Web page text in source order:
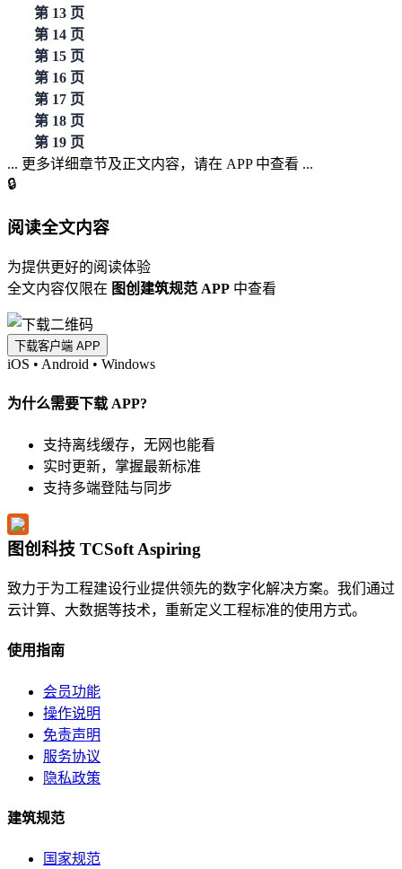
第 13 页
第 14 页
第 15 页
第 16 页
第 17 页
第 18 页
第 19 页
... 更多详细章节及正文内容，请在 APP 中查看 ...
🔒
阅读全文内容
为提供更好的阅读体验
全文内容仅限在 图创建筑规范 APP 中查看
下载客户端 APP
iOS • Android • Windows
为什么需要下载 APP?
支持离线缓存，无网也能看
实时更新，掌握最新标准
支持多端登陆与同步
图创科技 TCSoft Aspiring
致力于为工程建设行业提供领先的数字化解决方案。我们通过
云计算、大数据等技术，重新定义工程标准的使用方式。
使用指南
会员功能
操作说明
免责声明
服务协议
隐私政策
建筑规范
国家规范